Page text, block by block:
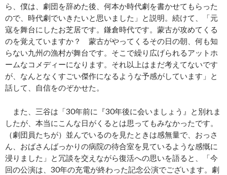
ら、僕は、劇団を辞めた後、何本か時代劇を書かせてもらった
ので、時代劇でいきたいと思いました」と説明。続けて、「元
寇を舞台にしたお芝居です。鎌倉時代です。蒙古が攻めてくる
のを覚えていますか？ 蒙古がやってくるその日の朝、何も知
らない九州の漁村が舞台です。そこで繰り広げられるアットホ
ームなコメディーになります。それ以上はまだ考えてないです
が、なんとなくすごい傑作になるような予感がしています」と
話して、自信をのぞかせた。
また、三谷は「30年前に『30年後に会いましょう』と別れま
したが、本当にこんな日がくるとは思ってもみなかったです。
（劇団員たちが）並んでいるのを見たときは感無量で、おっさ
ん、おばさんばっかりの病院の待合室を見ているような感慨に
浸りました」と冗談を交えながら復活への思いを語ると、「今
回の公演は、30年の充電が終わった記念公演でございます。劇